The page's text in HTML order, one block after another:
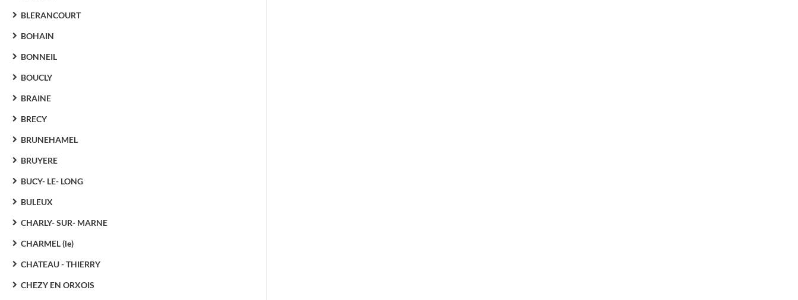
BLERANCOURT
BOHAIN
BONNEIL
BOUCLY
BRAINE
BRECY
BRUNEHAMEL
BRUYERE
BUCY- LE- LONG
BULEUX
CHARLY- SUR- MARNE
CHARMEL (le)
CHATEAU - THIERRY
CHEZY EN ORXOIS